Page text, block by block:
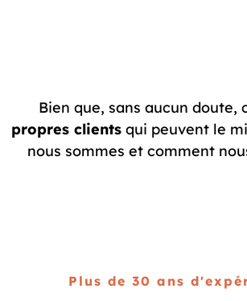
Bien que, sans aucun doute,
propres clients qui peuvent le
nous sommes et comment
Plus de 30 ans